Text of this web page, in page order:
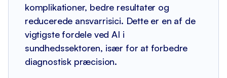
komplikationer, bedre resultater og
reducerede ansvarrisici. Dette er en af de
vigtigste fordele ved AI i
sundhedssektoren, især for at forbedre
diagnostisk præcision.